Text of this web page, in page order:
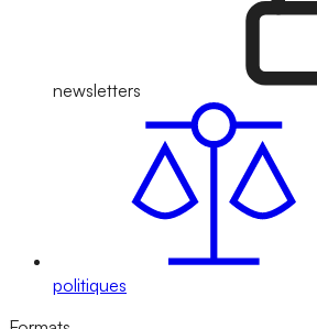
newsletters
politiques